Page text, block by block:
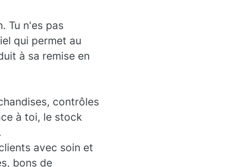
Tu n'es pas
qui permet au
à sa remise en
contrôles
à toi, le stock
avec soin et
bons de